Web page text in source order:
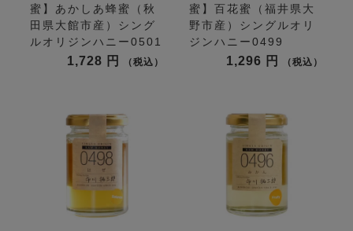
蜜】あかしあ蜂蜜（秋
田県大館市産）シング
ルオリジンハニー0501
1,728 税込
蜜】百花蜜（福井県大
野市産）シングルオリ
ジンハニー0499
1,296 税込